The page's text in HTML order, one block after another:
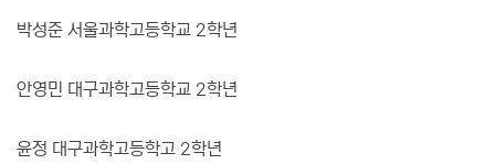
박성준 서울과학고등학교 2학년
안영민 대구과학고등학교 2학년
윤정 대구과학고등학고 2학년